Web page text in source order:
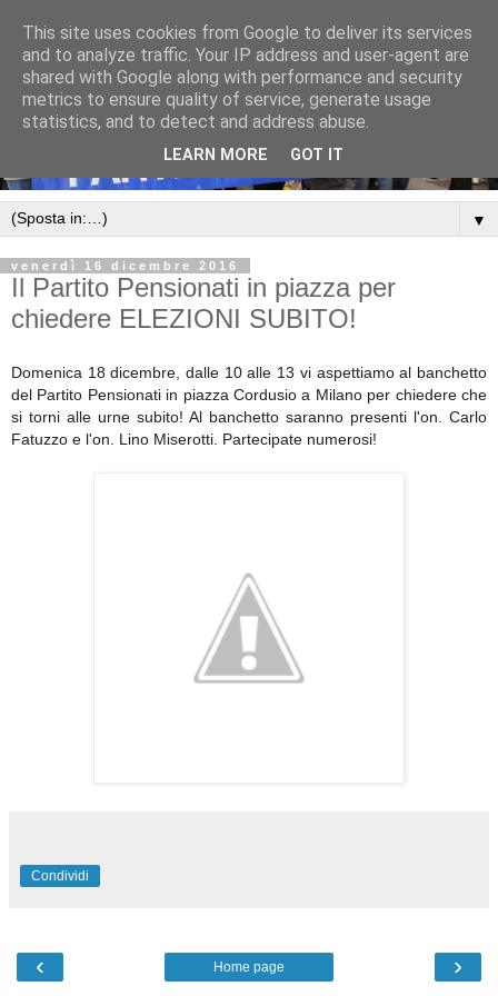
▼
venerdì 16 dicembre 2016
Il Partito Pensionati in piazza per
chiedere ELEZIONI SUBITO!
Domenica 18 dicembre, dalle 10 alle 13 vi aspettiamo al banchetto
del Partito Pensionati in piazza Cordusio a Milano per chiedere che
si torni alle urne subito! Al banchetto saranno presenti l'on. Carlo
Fatuzzo e l'on. Lino Miserotti. Partecipate numerosi!
Condividi
‹ ›
Home page
This site uses cookies from Google to deliver its services
and to analyze traffic. Your IP address and user-agent are
shared with Google along with performance and security
metrics to ensure quality of service, generate usage
statistics, and to detect and address abuse.
LEARN MORE GOT IT